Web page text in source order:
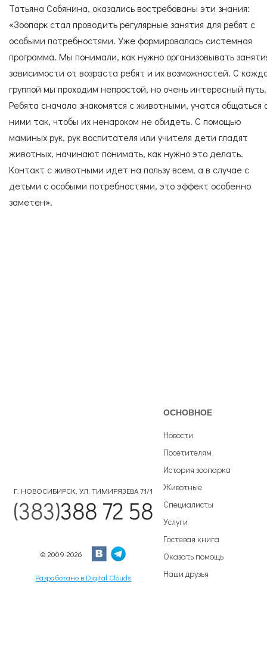
Татьяна Собянина, оказались востребованы эти знания:
«Зоопарк стал проводить регулярные занятия для ребят с
особыми потребностями. Уже формировалась системная
программа. Мы понимали, как нужно организовывать
зависимости от возраста ребят и их возможностей. С
группой мы проходим непростой, но очень интересный путь.
Ребята сначала знакомятся с животными, учатся общаться
ними так, чтобы их ненароком не обидеть. С помощью
маминых рук, рук воспитателя или учителя дети гладят
животных, начинают понимать, как нужно это делать.
Контакт с животными идет на пользу всем, а в случае с
детьми с особыми потребностями, это эффект особенно
заметен».
Г. НОВОСИБИРСК, УЛ. ТИМИРЯЗЕВА 71/1
(383)388 72 58
© 2009-2026
Разработано в Digital Clouds
ОСНОВНОЕ
Новости
Посетителям
История зоопарка
Животные
Специалисты
Услуги
Гостевая книга
Оказать помощь
Наши друзья